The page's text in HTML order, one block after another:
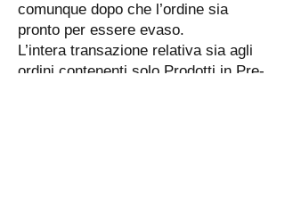
comunque dopo che l’ordine sia
pronto per essere evaso.
L’intera transazione relativa sia agli
ordini contenenti solo Prodotti in Pre-